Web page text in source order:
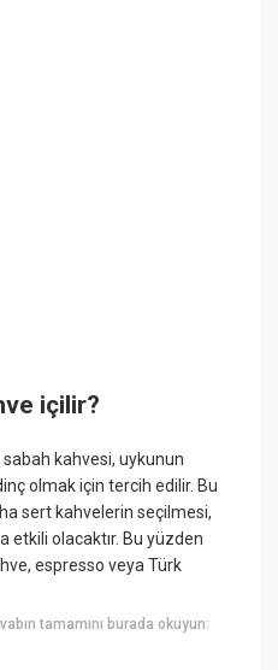
içilir?
kahvesi, uykunun
olmak için tercih edilir. Bu
sert kahvelerin seçilmesi,
etkili olacaktır. Bu yüzden
espresso veya Türk
tamamını burada okuyun: